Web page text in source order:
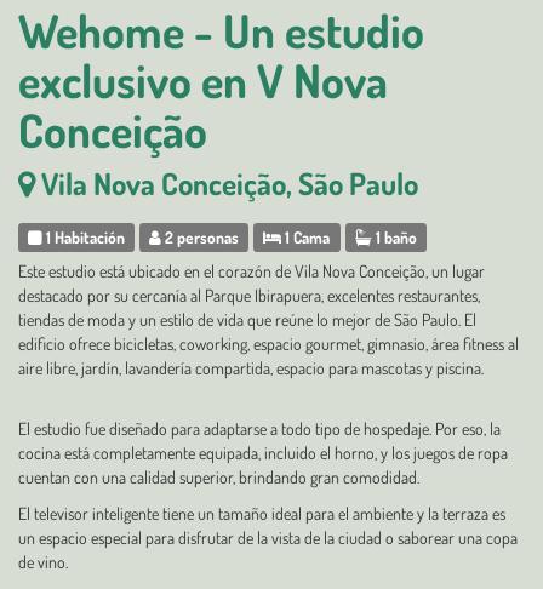
Wehome - Un estudio
exclusivo en V Nova
Conceição
Vila Nova Conceição, São Paulo
1 Habitación 2 personas 1 Cama
1 baño
Este estudio está ubicado en el corazón de Vila Nova Conceição, un lugar
destacado por su cercanía al Parque Ibirapuera, excelentes restaurantes,
tiendas de moda y un estilo de vida que reúne lo mejor de São Paulo. El
edificio ofrece bicicletas, coworking, espacio gourmet, gimnasio, área fitness al
aire libre, jardín, lavandería compartida, espacio para mascotas y piscina.
El estudio fue diseñado para adaptarse a todo tipo de hospedaje. Por eso, la
cocina está completamente equipada, incluido el horno, y los juegos de ropa
cuentan con una calidad superior, brindando gran comodidad.
El televisor inteligente tiene un tamaño ideal para el ambiente y la terraza es
un espacio especial para disfrutar de la vista de la ciudad o saborear una copa
de vino.